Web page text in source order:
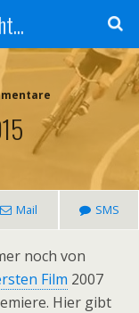
Mail SMS
noch von
Film 2007
Hier gibt